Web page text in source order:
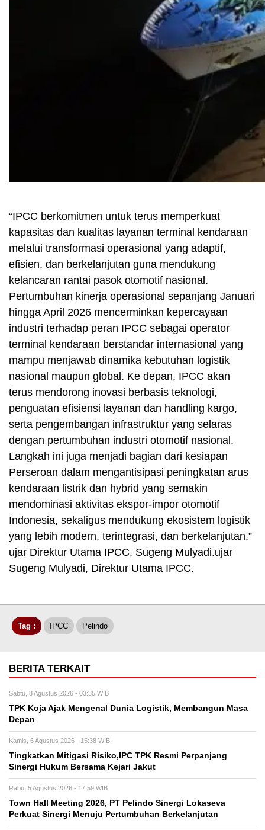
“IPCC berkomitmen untuk terus memperkuat
kapasitas dan kualitas layanan terminal kendaraan
melalui transformasi operasional yang adaptif,
efisien, dan berkelanjutan guna mendukung
kelancaran rantai pasok otomotif nasional.
Pertumbuhan kinerja operasional sepanjang Januari
hingga April 2026 mencerminkan kepercayaan
industri terhadap peran IPCC sebagai operator
terminal kendaraan berstandar internasional yang
mampu menjawab dinamika kebutuhan logistik
nasional maupun global. Ke depan, IPCC akan
terus mendorong inovasi berbasis teknologi,
penguatan efisiensi layanan dan handling kargo,
serta pengembangan infrastruktur yang selaras
dengan pertumbuhan industri otomotif nasional.
Langkah ini juga menjadi bagian dari kesiapan
Perseroan dalam mengantisipasi peningkatan arus
kendaraan listrik dan hybrid yang semakin
mendominasi aktivitas ekspor-impor otomotif
Indonesia, sekaligus mendukung ekosistem logistik
yang lebih modern, terintegrasi, dan berkelanjutan,”
ujar Direktur Utama IPCC, Sugeng Mulyadi.ujar
Sugeng Mulyadi, Direktur Utama IPCC.
Tag : IPCC Pelindo
BERITA TERKAIT
Sabtu, 8 Agustus 2026 - 03:35 WIB
TPK Koja Ajak Mengenal Dunia Logistik, Membangun Masa
Depan
Kamis, 6 Agustus 2026 - 15:38 WIB
Tingkatkan Mitigasi Risiko,IPC TPK Resmi Perpanjang
Sinergi Hukum Bersama Kejari Jakut
Rabu, 5 Agustus 2026 - 17:59 WIB
Town Hall Meeting 2026, PT Pelindo Sinergi Lokaseva
Perkuat Sinergi Menuju Pertumbuhan Berkelanjutan